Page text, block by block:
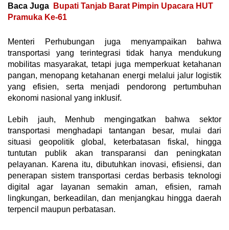
Baca Juga
Bupati Tanjab Barat Pimpin Upacara HUT
Pramuka Ke-61
Menteri Perhubungan juga menyampaikan bahwa
transportasi yang terintegrasi tidak hanya mendukung
mobilitas masyarakat, tetapi juga memperkuat ketahanan
pangan, menopang ketahanan energi melalui jalur logistik
yang efisien, serta menjadi pendorong pertumbuhan
ekonomi nasional yang inklusif.
Lebih jauh, Menhub mengingatkan bahwa sektor
transportasi menghadapi tantangan besar, mulai dari
situasi geopolitik global, keterbatasan fiskal, hingga
tuntutan publik akan transparansi dan peningkatan
pelayanan. Karena itu, dibutuhkan inovasi, efisiensi, dan
penerapan sistem transportasi cerdas berbasis teknologi
digital agar layanan semakin aman, efisien, ramah
lingkungan, berkeadilan, dan menjangkau hingga daerah
terpencil maupun perbatasan.